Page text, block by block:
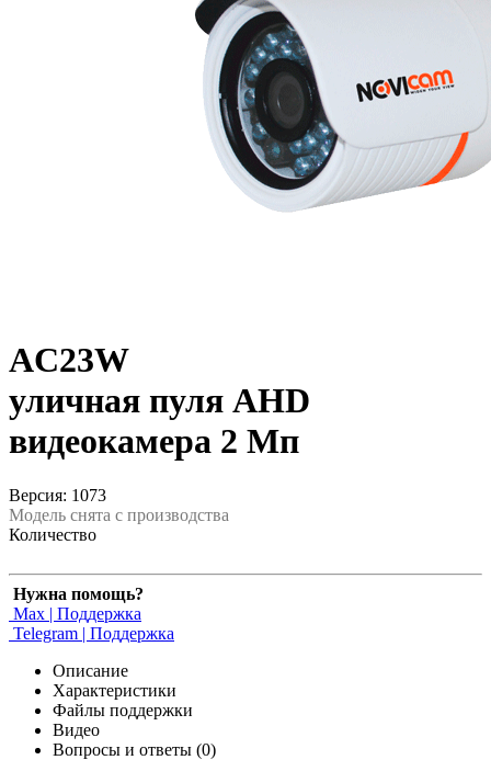
AC23W
уличная пуля AHD
видеокамера 2 Мп
Версия: 1073
Модель снята с производства
Количество
Нужна помощь?
Max | Поддержка
Telegram | Поддержка
Описание
Характеристики
Файлы поддержки
Видео
Вопросы и ответы (0)